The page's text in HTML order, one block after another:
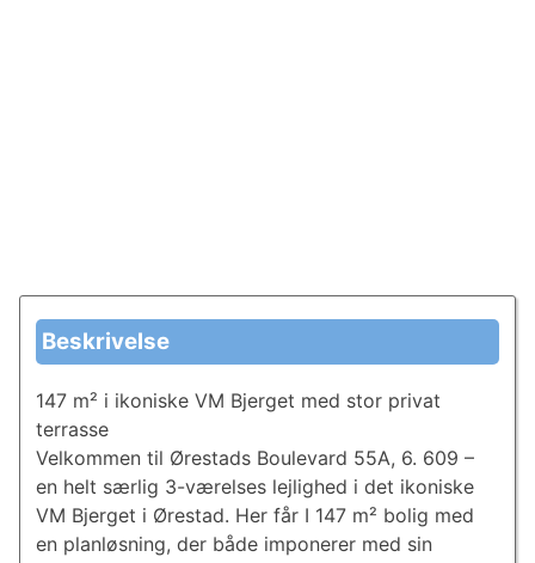
Beskrivelse
147 m² i ikoniske VM Bjerget med stor privat
terrasse
Velkommen til Ørestads Boulevard 55A, 6. 609 –
en helt særlig 3-værelses lejlighed i det ikoniske
VM Bjerget i Ørestad. Her får I 147 m² bolig med
en planløsning, der både imponerer med sin